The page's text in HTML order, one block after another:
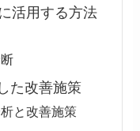
活用する方法
た改善施策
と改善施策